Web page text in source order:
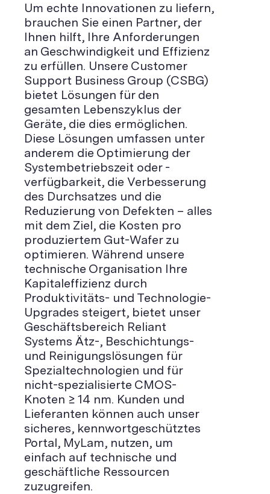
Um echte Innovationen zu liefern,
brauchen Sie einen Partner, der
Ihnen hilft, Ihre Anforderungen
an Geschwindigkeit und Effizienz
zu erfüllen. Unsere Customer
Support Business Group (CSBG)
bietet Lösungen für den
gesamten Lebenszyklus der
Geräte, die dies ermöglichen.
Diese Lösungen umfassen unter
anderem die Optimierung der
Systembetriebszeit oder -
verfügbarkeit, die Verbesserung
des Durchsatzes und die
Reduzierung von Defekten – alles
mit dem Ziel, die Kosten pro
produziertem Gut-Wafer zu
optimieren. Während unsere
technische Organisation Ihre
Kapitaleffizienz durch
Produktivitäts- und Technologie-
Upgrades steigert, bietet unser
Geschäftsbereich Reliant
Systems Ätz-, Beschichtungs-
und Reinigungslösungen für
Spezialtechnologien und für
nicht-spezialisierte CMOS-
Knoten ≥ 14 nm. Kunden und
Lieferanten können auch unser
sicheres, kennwortgeschütztes
Portal, MyLam, nutzen, um
einfach auf technische und
geschäftliche Ressourcen
zuzugreifen.